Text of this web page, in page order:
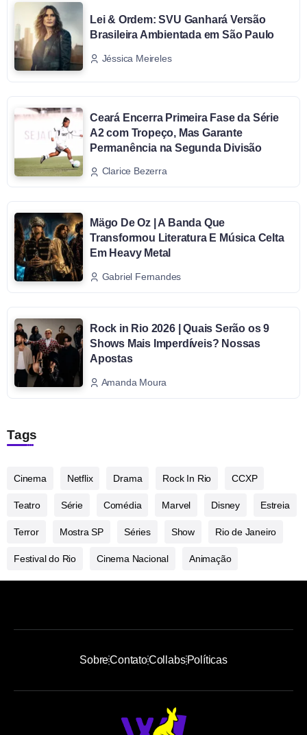
Lei & Ordem: SVU Ganhará Versão
Brasileira Ambientada em São Paulo
Jéssica Meireles
Ceará Encerra Primeira Fase da Série
A2 com Tropeço, Mas Garante
Permanência na Segunda Divisão
Clarice Bezerra
Mägo De Oz | A Banda Que
Transformou Literatura E Música Celta
Em Heavy Metal
Gabriel Fernandes
Rock in Rio 2026 | Quais Serão os 9
Shows Mais Imperdíveis? Nossas
Apostas
Amanda Moura
Tags
Cinema Netflix Drama Rock In Rio CCXP
Teatro Série Comédia Marvel Disney Estreia
Terror Mostra SP Séries Show Rio de Janeiro
Festival do Rio Cinema Nacional Animação
SobreContatoCollabsPolíticas